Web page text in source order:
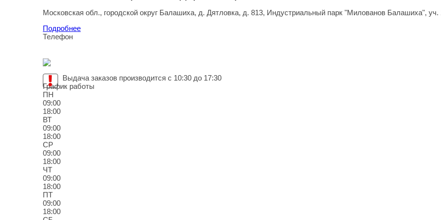
Московская обл., городской округ Балашиха, д. Дятловка, д. 813, Индустриальный парк "Милованов Балашиха", уч.
Подробнее
Телефон
Выдача заказов производится с 10:30 до 17:30
График работы
ПН
09:00
18:00
ВТ
09:00
18:00
СР
09:00
18:00
ЧТ
09:00
18:00
ПТ
09:00
18:00